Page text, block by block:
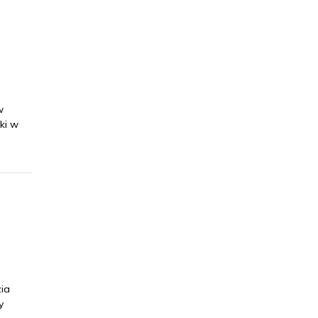
w